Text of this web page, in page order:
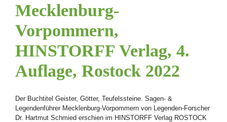
Mecklenburg-
Vorpommern,
HINSTORFF Verlag, 4.
Auflage, Rostock 2022
Der Buchtitel Geister, Götter, Teufelssteine. Sagen- &
Legendenführer Mecklenburg-Vorpommern von Legenden-Forscher
Dr. Hartmut Schmied erschien im HINSTORFF Verlag ROSTOCK